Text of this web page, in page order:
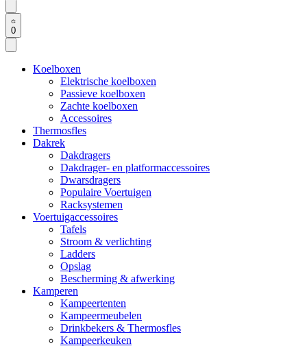
0
Koelboxen
Elektrische koelboxen
Passieve koelboxen
Zachte koelboxen
Accessoires
Thermosfles
Dakrek
Dakdragers
Dakdrager- en platformaccessoires
Dwarsdragers
Populaire Voertuigen
Racksystemen
Voertuigaccessoires
Tafels
Stroom & verlichting
Ladders
Opslag
Bescherming & afwerking
Kamperen
Kampeertenten
Kampeermeubelen
Drinkbekers & Thermosfles
Kampeerkeuken